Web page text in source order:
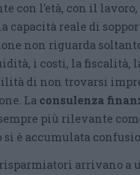
con l’età, con il
capacità reale di
non riguarda
i costi, la fiscalità,
di non trovarsi
La consulenza
più rilevante
si è accumulata
arrivano a